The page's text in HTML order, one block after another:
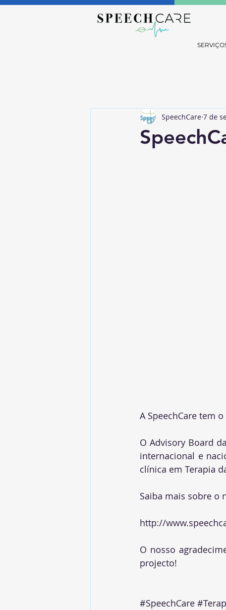
SpeechCare 7 de
A SpeechCare tem
O Advisory Board
internacional e
clínica em Terapia
Saiba mais sobre o
http://
O nosso
projecto!
#SpeechCare